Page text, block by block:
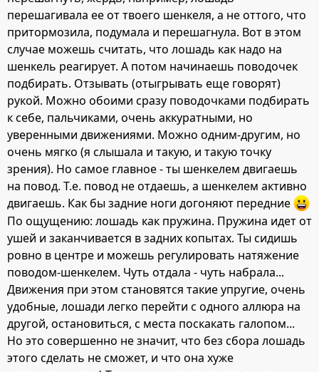
перешагивала ее от твоего шенкеля, а не оттого, что
притормозила, подумала и перешагнула. Вот в этом
случае можешь считать, что лошадь как надо на
шенкель реагирует. А потом начинаешь поводочек
подбирать. Отзывать (отыгрывать еще говорят)
рукой. Можно обоими сразу поводочками подбирать
к себе, пальчиками, очень аккуратными, но
уверенными движениями. Можно одним-другим, но
очень мягко (я слышала и такую, и такую точку
зрения). Но самое главное - ты шенкелем двигаешь
на повод. Т.е. повод не отдаешь, а шенкелем активно
двигаешь. Как бы задние ноги догоняют передние
По ощущению: лошадь как пружина. Пружина идет от
ушей и заканчивается в задних копытах. Ты сидишь
ровно в центре и можешь регулировать натяжение
поводом-шенкелем. Чуть отдала - чуть набрала...
Движения при этом становятся такие упругие, очень
удобные, лошади легко перейти с одного аллюра на
другой, остановиться, с места поскакать галопом...
Но это совершенно не значит, что без сбора лошадь
этого сделать не сможет, и что она хуже